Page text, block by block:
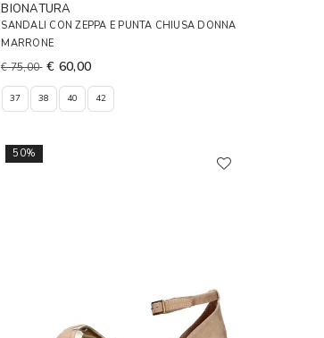
BIONATURA
SANDALI CON ZEPPA E PUNTA CHIUSA DONNA
MARRONE
€ 75,00 € 60,00
37 38 40 42
50%